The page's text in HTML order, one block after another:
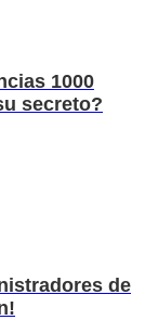
1000
secreto?
de